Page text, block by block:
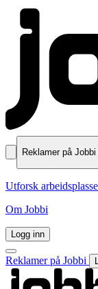
Reklamer på Jobbi
Utforsk
Om Jobbi
Logg inn
Reklamer på Jobbi